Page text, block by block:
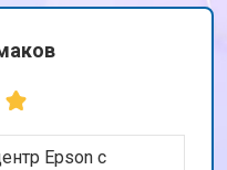
Epson с